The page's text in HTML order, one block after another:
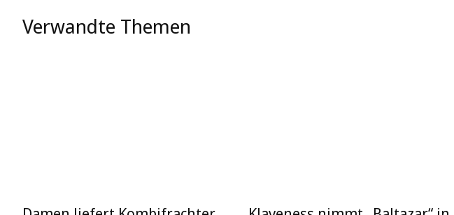
Verwandte Themen